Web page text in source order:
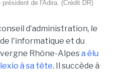
de l'Adira. (Crédit DR)
d’administration, le
l'informatique et du
Rhône-Alpesa élu
à sa tête. Il succède à